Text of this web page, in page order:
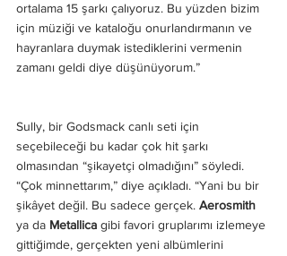
ortalama 15 şarkı çalıyoruz. Bu yüzden bizim
için müziği ve kataloğu onurlandırmanın ve
hayranlara duymak istediklerini vermenin
zamanı geldi diye düşünüyorum.”
Sully, bir Godsmack canlı seti için
seçebileceği bu kadar çok hit şarkı
olmasından “şikayetçi olmadığını” söyledi.
“Çok minnettarım,” diye açıkladı. “Yani bu bir
şikâyet değil. Bu sadece gerçek. Aerosmith
ya da Metallica gibi favori gruplarımı izlemeye
gittiğimde, gerçekten yeni albümlerini